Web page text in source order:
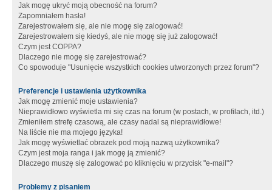
Jak mogę ukryć moją obecność na forum?
Zapomniałem hasła!
Zarejestrowałem się, ale nie mogę się zalogować!
Zarejestrowałem się kiedyś, ale nie mogę się już zalogować!
Czym jest COPPA?
Dlaczego nie mogę się zarejestrować?
Co spowoduje "Usunięcie wszystkich cookies utworzonych przez forum"?
Preferencje i ustawienia użytkownika
Jak mogę zmienić moje ustawienia?
Nieprawidłowo wyświetla mi się czas na forum (w postach, w profilach, itd.)
Zmieniłem strefę czasową, ale czasy nadal są nieprawidłowe!
Na liście nie ma mojego języka!
Jak mogę wyświetlać obrazek pod moją nazwą użytkownika?
Czym jest moja ranga i jak mogę ją zmienić?
Dlaczego muszę się zalogować po kliknięciu w przycisk "e-mail"?
Problemy z pisaniem